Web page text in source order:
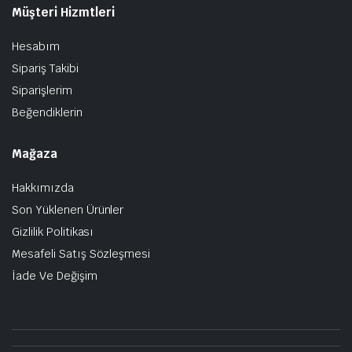
Müşteri Hizmtleri
Hesabım
Sipariş Takibi
Siparişlerim
Beğendiklerin
Mağaza
Hakkımızda
Son Yüklenen Ürünler
Gizlilik Politikası
Mesafeli Satış Sözleşmesi
İade Ve Değişim